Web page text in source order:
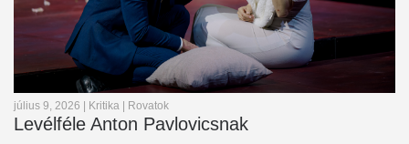
július 9, 2026 Kritika Rovatok
Levélféle Anton Pavlovicsnak